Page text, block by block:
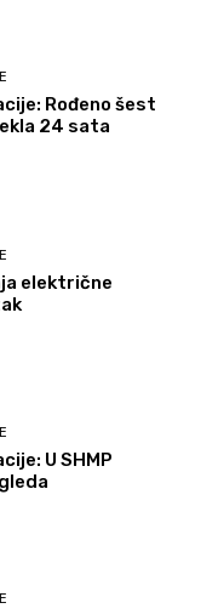
Rođeno šest
24 sata
električne
U SHMP